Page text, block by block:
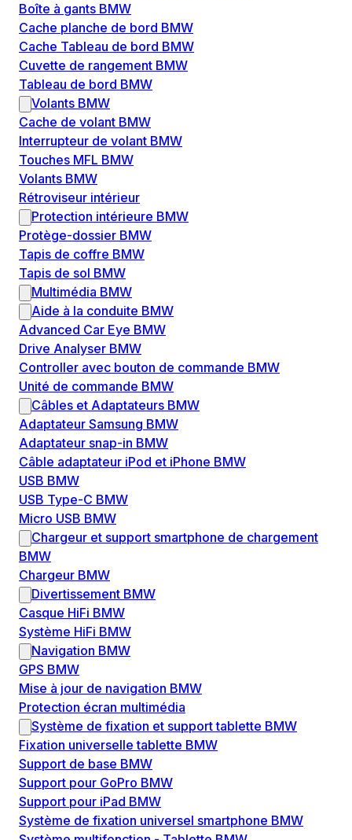
Boîte à gants BMW
Cache planche de bord BMW
Cache Tableau de bord BMW
Cuvette de rangement BMW
Tableau de bord BMW
Volants BMW
Cache de volant BMW
Interrupteur de volant BMW
Touches MFL BMW
Volants BMW
Rétroviseur intérieur
Protection intérieure BMW
Protège-dossier BMW
Tapis de coffre BMW
Tapis de sol BMW
Multimédia BMW
Aide à la conduite BMW
Advanced Car Eye BMW
Drive Analyser BMW
Controller avec bouton de commande BMW
Unité de commande BMW
Câbles et Adaptateurs BMW
Adaptateur Samsung BMW
Adaptateur snap-in BMW
Câble adaptateur iPod et iPhone BMW
USB BMW
USB Type-C BMW
Micro USB BMW
Chargeur et support smartphone de chargement
BMW
Chargeur BMW
Divertissement BMW
Casque HiFi BMW
Système HiFi BMW
Navigation BMW
GPS BMW
Mise à jour de navigation BMW
Protection écran multimédia
Système de fixation et support tablette BMW
Fixation universelle tablette BMW
Support de base BMW
Support pour GoPro BMW
Support pour iPad BMW
Système de fixation universel smartphone BMW